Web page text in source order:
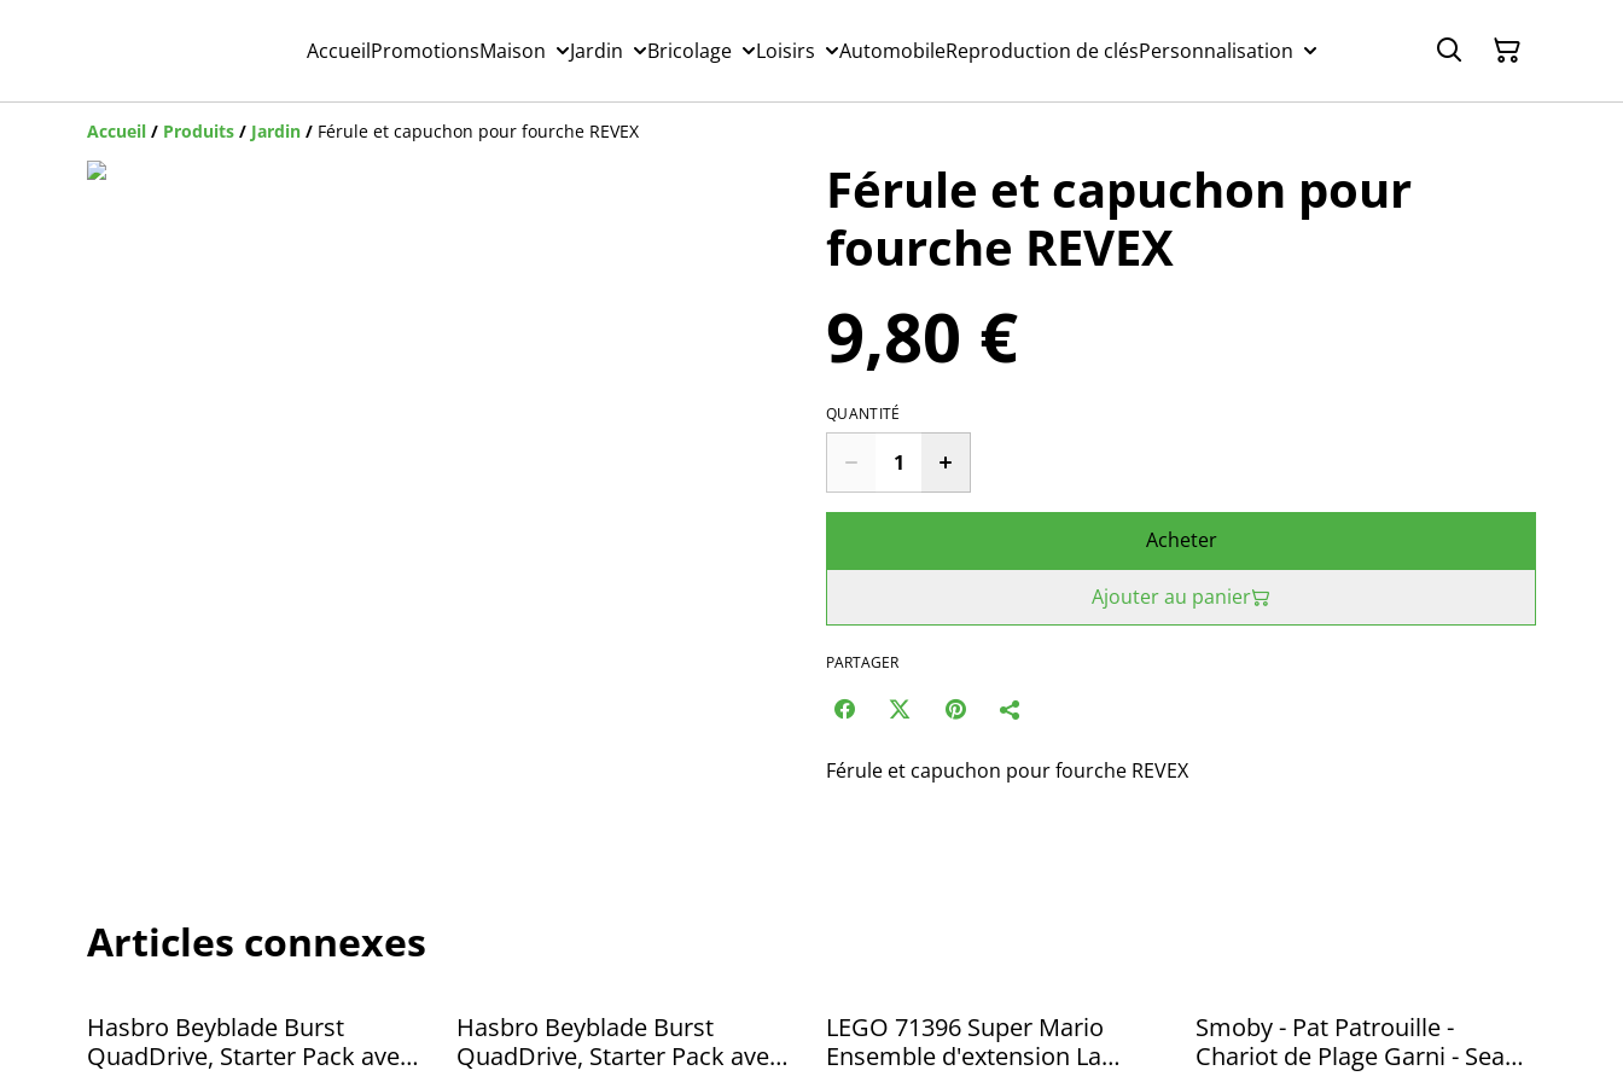
AccueilPromotionsMaison Jardin Bricolage Loisirs AutomobileReproduction de clésPersonnalisation
Accueil / Produits / Jardin / Férule et capuchon pour fourche REVEX
Férule et capuchon pour
fourche REVEX
9,80 €
QUANTITÉ
Acheter
Ajouter au panier
PARTAGER
Férule et capuchon pour fourche REVEX
Articles connexes
Hasbro Beyblade Burst
QuadDrive, Starter Pack avec
Hasbro Beyblade Burst
QuadDrive, Starter Pack avec
LEGO 71396 Super Mario
Ensemble d'extension La
Smoby - Pat Patrouille -
Chariot de Plage Garni - Seau